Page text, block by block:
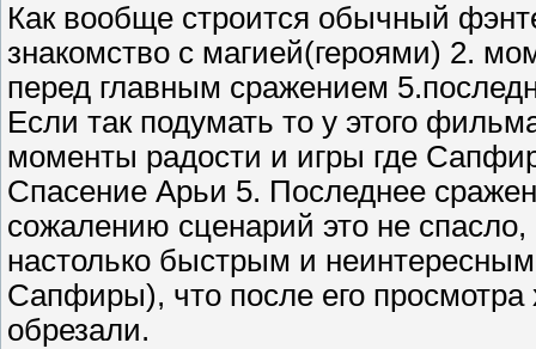
Как вообще строится обычный
знакомство с магией(героями) 2.
перед главным сражением
Если так подумать то у этого
моменты радости и игры где
Спасение Арьи 5. Последнее
сожалению сценарий это не
настолько быстрым и
Сапфиры), что после его
обрезали.